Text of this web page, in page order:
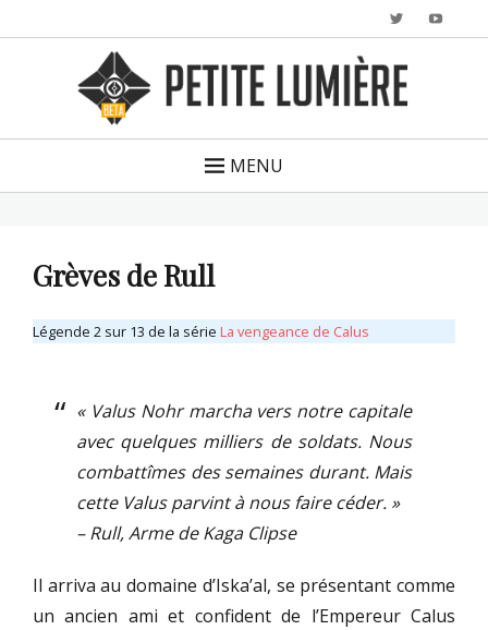
Twitter
MENU
Grèves de Rull
Légende 2 sur 13 de la série La vengeance de Calus
« Valus Nohr marcha vers notre capitale
avec quelques milliers de soldats. Nous
combattîmes des semaines durant. Mais
cette Valus parvint à nous faire céder. »
– Rull, Arme de Kaga Clipse
Il arriva au domaine d’Iska’al, se présentant comme
un ancien ami et confident de l’Empereur Calus